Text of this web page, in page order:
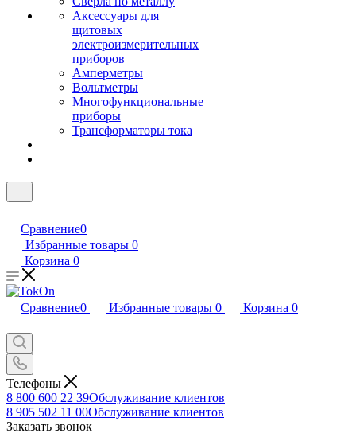
Аксессуары для
щитовых
электроизмерительных
приборов
Амперметры
Вольтметры
Многофункциональные
приборы
Трансформаторы тока
Сравнение0
Избранные товары 0
Корзина 0
Сравнение0 Избранные товары 0 Корзина 0
Телефоны
8 800 600 22 39Обслуживание клиентов
8 905 502 11 00Обслуживание клиентов
Заказать звонок